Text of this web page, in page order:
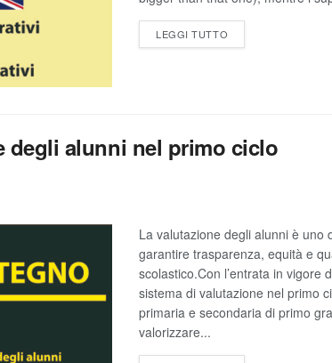
LEGGI TUTTO
degli alunni nel primo ciclo
La valutazione degli alunni è
garantire trasparenza, equità e
scolastico.Con l’entrata in vigore
sistema di valutazione nel primo
primaria e secondaria di primo
valorizzare...